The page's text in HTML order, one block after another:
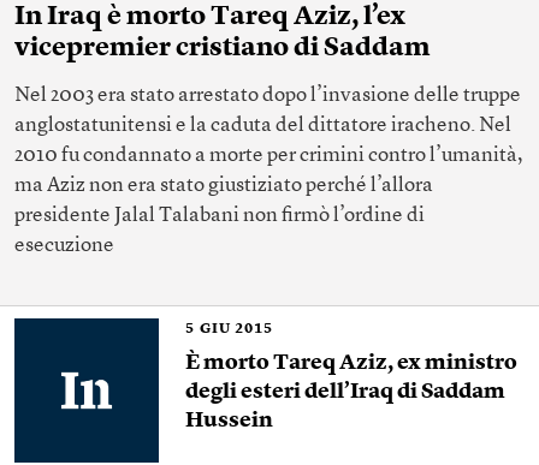
In Iraq è morto Tareq Aziz, l’ex
vicepremier cristiano di Saddam
Nel 2003 era stato arrestato dopo l’invasione delle truppe
anglostatunitensi e la caduta del dittatore iracheno. Nel
2010 fu condannato a morte per crimini contro l’umanità,
ma Aziz non era stato giustiziato perché l’allora
presidente Jalal Talabani non firmò l’ordine di
esecuzione
5 GIU 2015
È morto Tareq Aziz, ex ministro
degli esteri dell’Iraq di Saddam
Hussein